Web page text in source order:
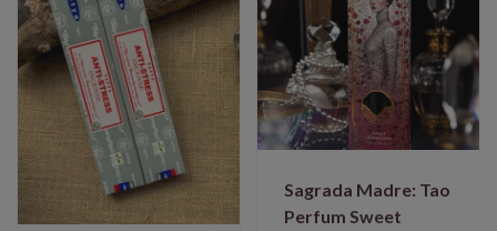
Sagrada Madre: Tao
Perfum Sweet